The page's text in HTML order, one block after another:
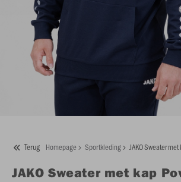
Terug Homepage Sportkleding JAKO Sweater
JAKO Sweater met kap